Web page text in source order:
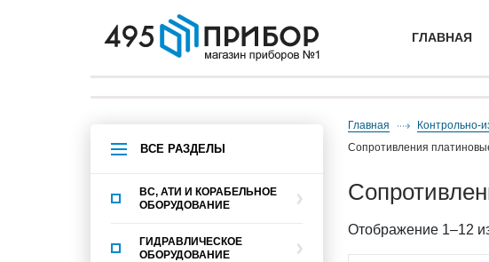
ГЛАВНАЯ
ВСЕ РАЗДЕЛЫ
ВС, АТИ И КОРАБЕЛЬНОЕ
ОБОРУДОВАНИЕ
ГИДРАВЛИЧЕСКОЕ
ОБОРУДОВАНИЕ
Главная
сопротивления
Отображение 1–12